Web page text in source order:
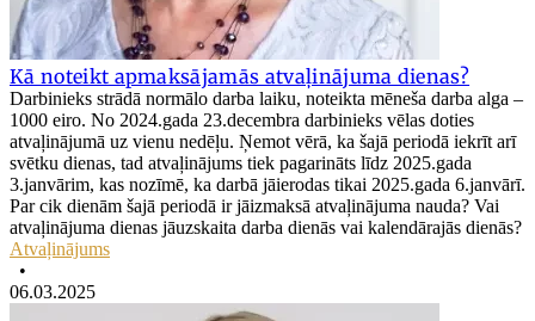
Kā noteikt apmaksājamās atvaļinājuma dienas?
Darbinieks strādā normālo darba laiku, noteikta mēneša darba alga –
1000 eiro. No 2024.gada 23.decembra darbinieks vēlas doties
atvaļinājumā uz vienu nedēļu. Ņemot vērā, ka šajā periodā iekrīt arī
svētku dienas, tad atvaļinājums tiek pagarināts līdz 2025.gada
3.janvārim, kas nozīmē, ka darbā jāierodas tikai 2025.gada 6.janvārī.
Par cik dienām šajā periodā ir jāizmaksā atvaļinājuma nauda? Vai
atvaļinājuma dienas jāuzskaita darba dienās vai kalendārajās dienās?
Atvaļinājums
•
06.03.2025